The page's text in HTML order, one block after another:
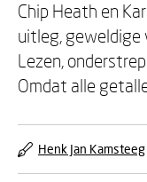
Chip Heath en
uitleg, geweldige
Lezen,
Omdat alle
Henk Jan Kamsteeg